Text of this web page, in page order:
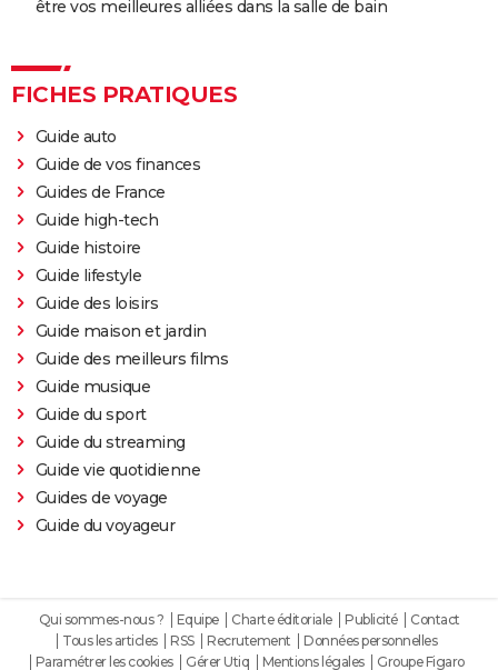
être vos meilleures alliées dans la salle de bain
FICHES PRATIQUES
Guide auto
Guide de vos finances
Guides de France
Guide high-tech
Guide histoire
Guide lifestyle
Guide des loisirs
Guide maison et jardin
Guide des meilleurs films
Guide musique
Guide du sport
Guide du streaming
Guide vie quotidienne
Guides de voyage
Guide du voyageur
Qui sommes-nous ? Equipe Charte éditoriale Publicité
Contact
Tous les articles
RSS Recrutement
Données personnelles
Paramétrer les cookies
Gérer Utiq Mentions légales Groupe Figaro